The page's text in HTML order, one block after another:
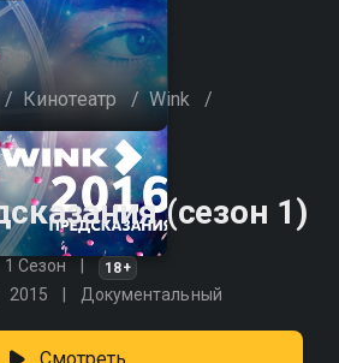
/ Кинотеатр / Wink /
(сезон 1)
1 Сезон 18+
2015 Документальный